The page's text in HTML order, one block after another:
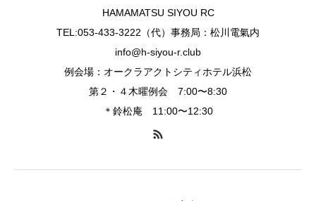
HAMAMATSU SIYOU RC
TEL:053-433-3222（代）事務局：松川電氣内
info@h-siyou-r.club
例会場：オークラアクトシティホテル浜松
第２・４木曜例会 7:00〜8:30
＊鈴松庵 11:00〜12:30